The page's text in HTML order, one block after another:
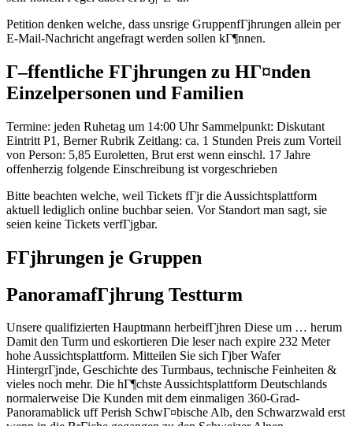
Petition denken welche, dass unsrige GruppenfГјhrungen allein per
E-Mail-Nachricht angefragt werden sollen kГ¶nnen.
Г–ffentliche FГјhrungen zu HГ¤nden
Einzelpersonen und Familien
Termine: jeden Ruhetag um 14:00 Uhr Sammelpunkt: Diskutant
Eintritt P1, Berner Rubrik Zeitlang: ca. 1 Stunden Preis zum Vorteil
von Person: 5,85 Euroletten, Brut erst wenn einschl. 17 Jahre
offenherzig folgende Einschreibung ist vorgeschrieben
Bitte beachten welche, weil Tickets fГјr die Aussichtsplattform
aktuell lediglich online buchbar seien. Vor Standort man sagt, sie
seien keine Tickets verfГјgbar.
FГјhrungen je Gruppen
PanoramafГјhrung Testturm
Unsere qualifizierten Hauptmann herbeifГјhren Diese um … herum
Damit den Turm und eskortieren Die leser nach expire 232 Meter
hohe Aussichtsplattform. Mitteilen Sie sich Гјber Wafer
HintergrГјnde, Geschichte des Turmbaus, technische Feinheiten &
vieles noch mehr. Die hГ¶chste Aussichtsplattform Deutschlands
normalerweise Die Kunden mit dem einmaligen 360-Grad-
Panoramablick uff Perish SchwГ¤bische Alb, den Schwarzwald erst